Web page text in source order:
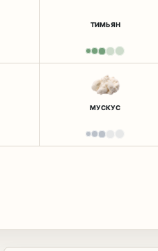
ТИМЬЯН
МУСКУС